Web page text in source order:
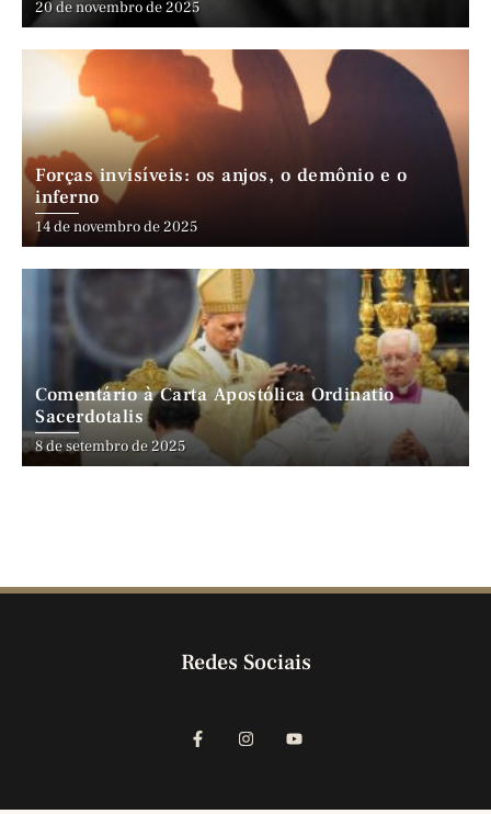
20 de novembro de 2025
Forças invisíveis: os anjos, o demônio e o
inferno
14 de novembro de 2025
Comentário à Carta Apostólica Ordinatio
Sacerdotalis
8 de setembro de 2025
Redes Sociais